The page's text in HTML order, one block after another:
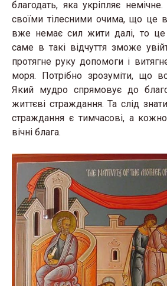
благодать, яка укріпляє
своїми тілесними очима, що це
вже немає сил жити далі, то це
саме в такі відчуття зможе
протягне руку допомоги і
моря. Потрібно зрозуміти, що
Який мудро спрямовує до
життєві страждання. Та слід
страждання є тимчасові, а
вічні блага.